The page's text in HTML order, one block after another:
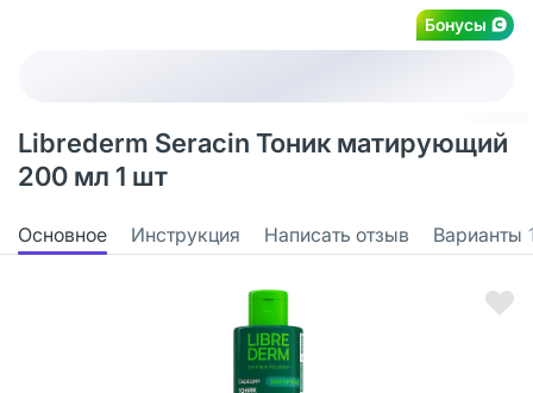
Бонусы
Librederm Seracin Тоник матирующий
200 мл 1 шт
Основное Инструкция Написать отзыв Варианты